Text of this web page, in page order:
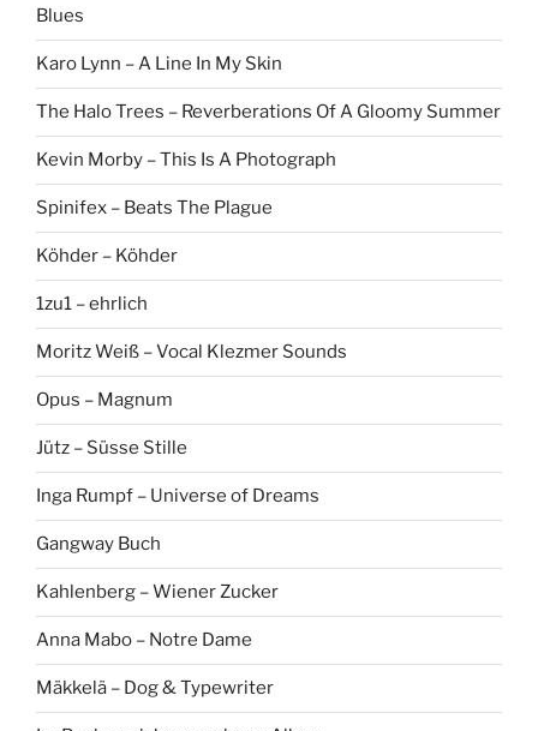
Blues
Karo Lynn – A Line In My Skin
The Halo Trees – Reverberations Of A Gloomy Summer
Kevin Morby – This Is A Photograph
Spinifex – Beats The Plague
Köhder – Köhder
1zu1 – ehrlich
Moritz Weiß – Vocal Klezmer Sounds
Opus – Magnum
Jütz – Süsse Stille
Inga Rumpf – Universe of Dreams
Gangway Buch
Kahlenberg – Wiener Zucker
Anna Mabo – Notre Dame
Mäkkelä – Dog & Typewriter